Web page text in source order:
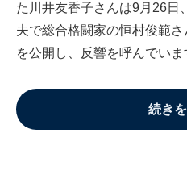
た川井友香子さんは9月26日
夫で総合格闘家の恒村俊範
を公開し、反響を呼んでいま
続き